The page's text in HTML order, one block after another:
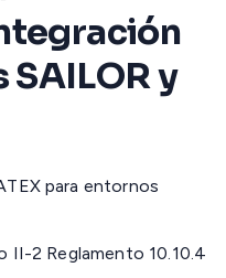
y
para entornos
II-2 Reglamento 10.10.4